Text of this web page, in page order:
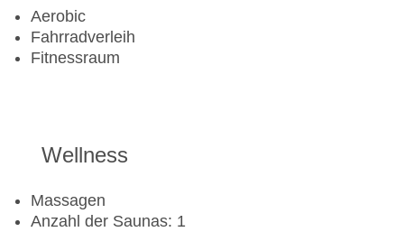
Aerobic
Fahrradverleih
Fitnessraum
Wellness
Massagen
Anzahl der Saunas: 1